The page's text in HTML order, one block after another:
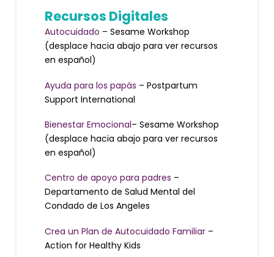
Recursos Digitales
Autocuidado – Sesame Workshop
(desplace hacia abajo para ver recursos
en español)
Ayuda para los papás – Postpartum
Support International
Bienestar Emocional– Sesame Workshop
(desplace hacia abajo para ver recursos
en español)
Centro de apoyo para padres –
Departamento de Salud Mental del
Condado de Los Angeles
Crea un Plan de Autocuidado Familiar–
Action for Healthy Kids